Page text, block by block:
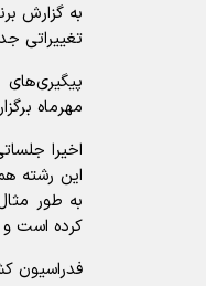
به گزارش
تغییراتی
مهرماه برگزار خواهد
اخیرا
این رشته
به طور
کرده است و
فدراسیون